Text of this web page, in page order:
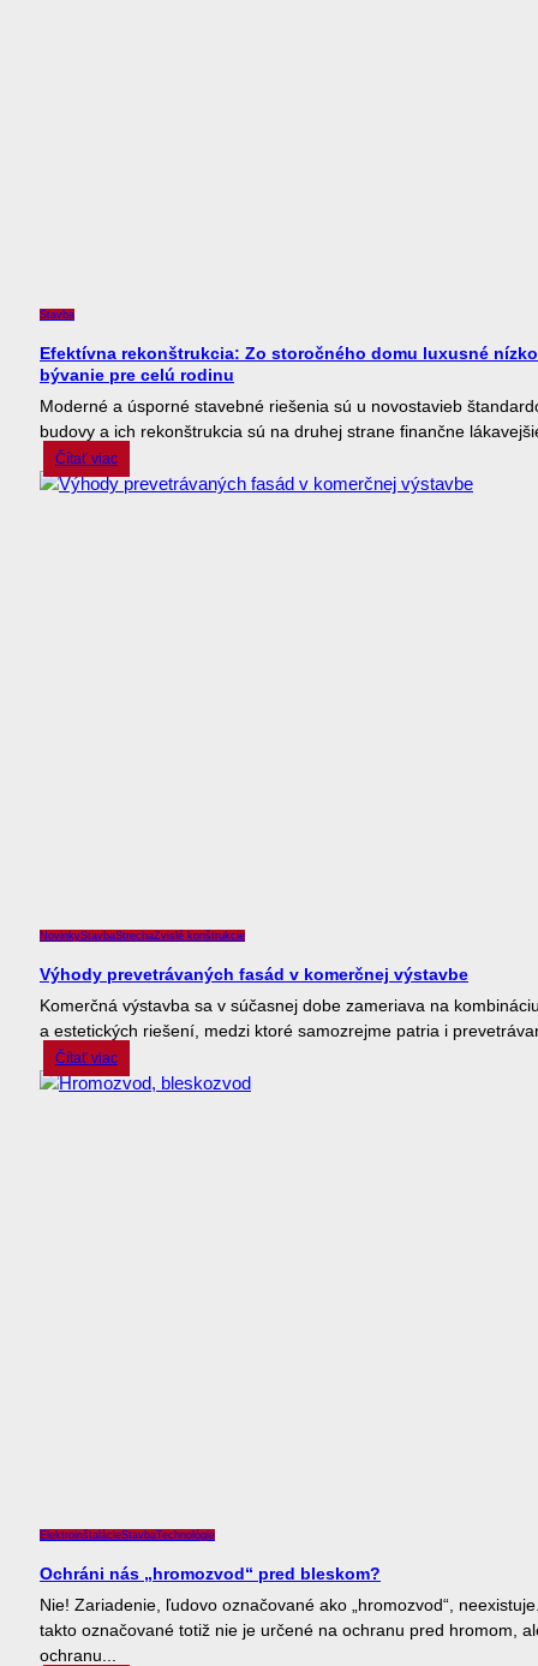
Stavba
Efektívna rekonštrukcia: Zo storočného domu luxusné
bývanie pre celú rodinu
Moderné a úsporné stavebné riešenia sú u novostavieb
budovy a ich rekonštrukcia sú na druhej strane finančne
Čítať viac
NovinkyStavbaStrechaZvislé konštrukcie
Výhody prevetrávaných fasád v komerčnej výstavbe
Komerčná výstavba sa v súčasnej dobe zameriava na
a estetických riešení, medzi ktoré samozrejme patria i
Čítať viac
ElektroinštalácieStavbaTechnológie
Ochráni nás „hromozvod“ pred bleskom?
Nie! Zariadenie, ľudovo označované ako „hromozvod“,
takto označované totiž nie je určené na ochranu pred hromom,
ochranu...